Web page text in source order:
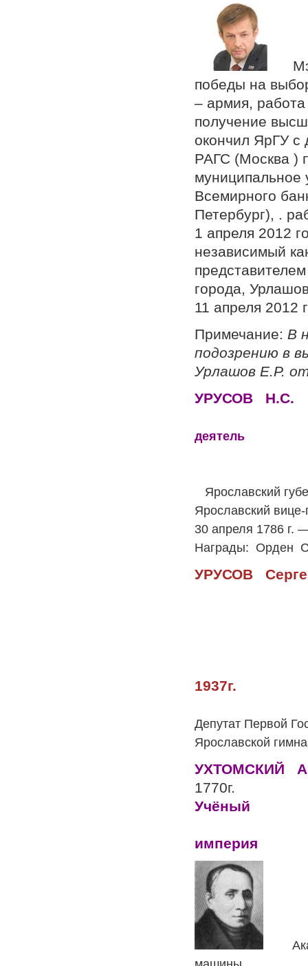
Мэр
победы на
– армия,
получение
окончил ЯрГУ с
РАГС (Москва )
муниципальное
Всемирного
Петербург), .
1 апреля 2012
независимый
города,
11 апреля 2012
Примечание: В
подозрению в
Урлашов Е.Р.
УРУСОВ
деятель
Ярославский
Ярославский
30 апреля 1786 г.
Награды: Орден
1937г.
Депутат Первой
Ярославской
УХТОМСКИЙ
империя